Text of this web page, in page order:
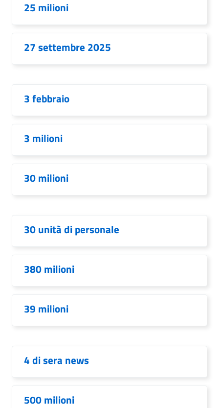
25 milioni
27 settembre 2025
3 febbraio
3 milioni
30 milioni
30 unità di personale
380 milioni
39 milioni
4 di sera news
500 milioni